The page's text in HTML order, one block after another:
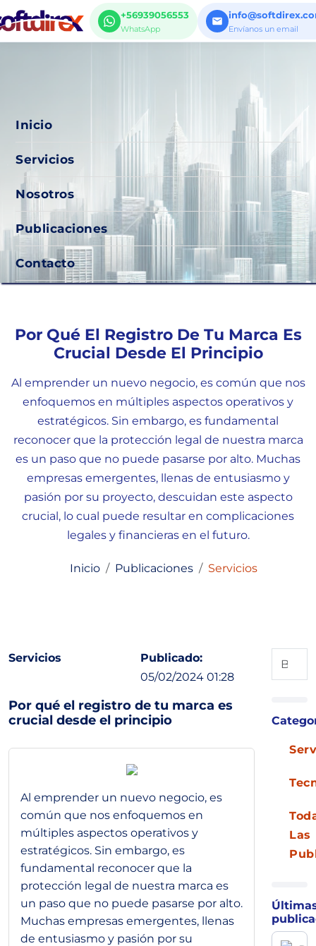
+56939056553
WhatsApp Envíanos un email
Inicio
Servicios
Nosotros
Publicaciones
Contacto
Por Qué El Registro De Tu Marca Es
Crucial Desde El Principio
Al emprender un nuevo negocio, es común que nos
enfoquemos en múltiples aspectos operativos y
estratégicos. Sin embargo, es fundamental
reconocer que la protección legal de nuestra marca
es un paso que no puede pasarse por alto. Muchas
empresas emergentes, llenas de entusiasmo y
pasión por su proyecto, descuidan este aspecto
crucial, lo cual puede resultar en complicaciones
legales y financieras en el futuro.
Inicio Publicaciones Servicios
Servicios
Publicado:
05/02/2024 01:28
Por qué el registro de tu marca es
crucial desde el principio
Al emprender un nuevo negocio, es
común que nos enfoquemos en
múltiples aspectos operativos y
estratégicos. Sin embargo, es
fundamental reconocer que la
protección legal de nuestra marca es
un paso que no puede pasarse por alto.
Muchas empresas emergentes, llenas
de entusiasmo y pasión por su
Las